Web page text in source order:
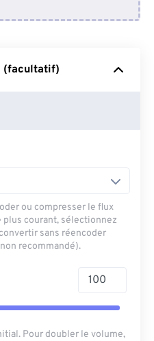
Drive
(facultatif)
ou compresser le flux
courant, sélectionnez
sans réencoder
recommandé).
Pour doubler le volume,